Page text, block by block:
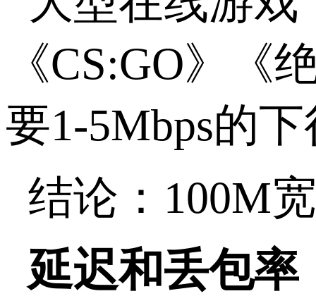
《CS:GO》
要1-5Mbps的
结论：100M
延迟和丢包率